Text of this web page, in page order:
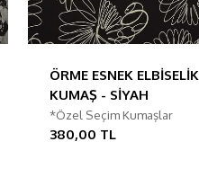
ÖRME ESNEK ELBİSELİK
KUMAŞ - SİYAH
*Özel Seçim Kumaşlar
380,00 TL